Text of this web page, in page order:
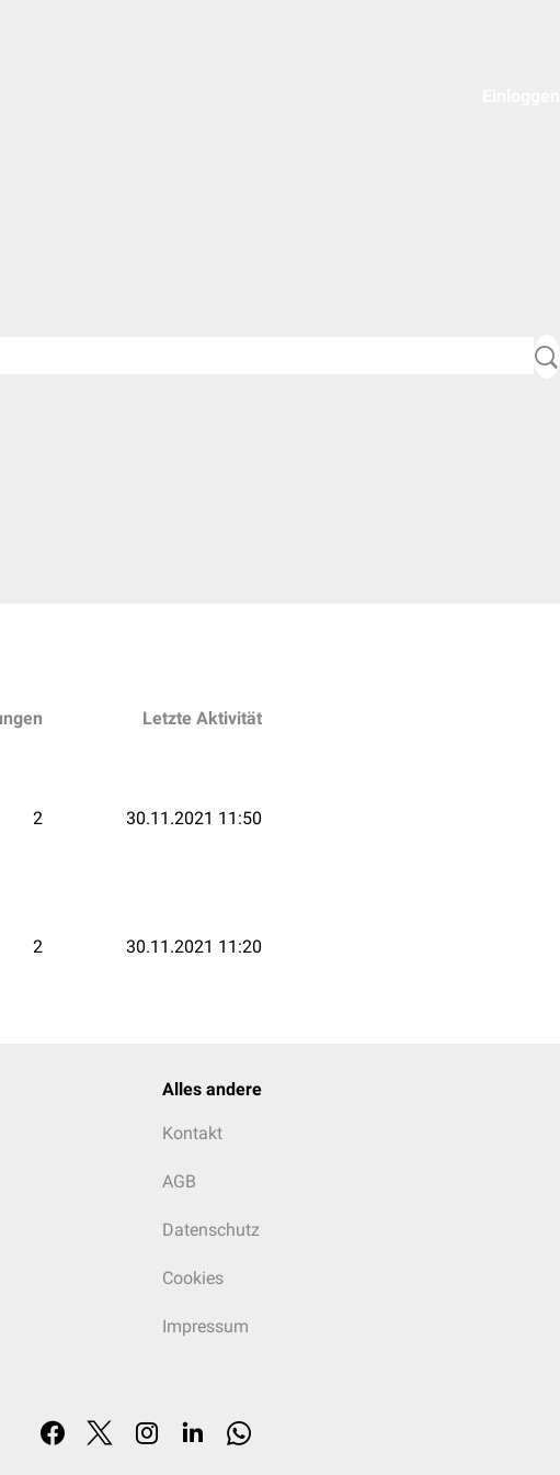
Letzte Aktivität
2 30.11.2021 11:50
2 30.11.2021 11:20
Alles andere
Kontakt
AGB
Datenschutz
Cookies
Impressum